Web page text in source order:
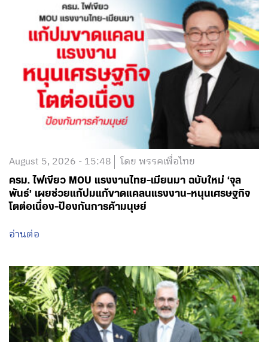
August 5, 2026 - 15:48 โดย พรรคเพื่อไทย
ครม. ไฟเขียว MOU แรงงานไทย-เมียนมา ฉบับใหม่ ‘จุล
พันธ์’ เผยช่วยแก้ปมแก้ขาดแคลนแรงงาน-หนุนเศรษฐกิจ
โตต่อเนื่อง-ป้องกันการค้ามนุษย์
อ่านต่อ